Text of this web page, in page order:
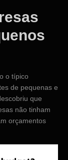
o típico
de pequenas e
que
não tinham
orçamentos